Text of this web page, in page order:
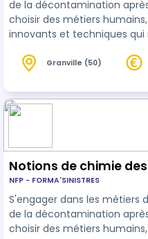
de la décontamination
choisir des métiers
innovants et techniques
L'encadrement d'une
décontamination sont spécifiques, cela est dû au
contexte particulier des
étapes de chant…
Granville (50)
Notions de chimie
NFP - FORMA'SINISTRES
S'engager dans les métiers de la
de la décontamination
choisir des métiers